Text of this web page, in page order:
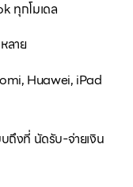
ทุกโมเดล
ลาย
Huawei, iPad
ถึงที่ นัดรับ-จ่ายเงิน